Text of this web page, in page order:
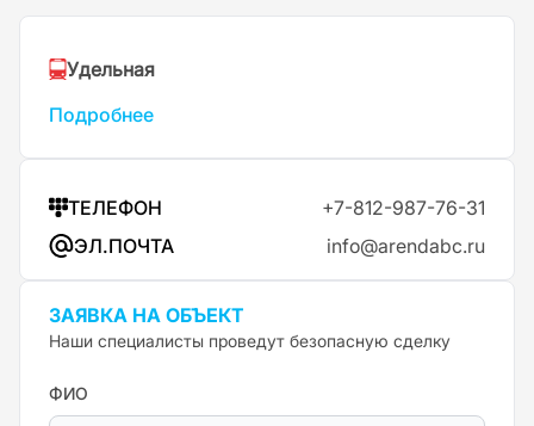
Удельная
Подробнее
ТЕЛЕФОН
+7-812-987-76-31
ЭЛ.ПОЧТА
info@arendabc.ru
ЗАЯВКА НА ОБЪЕКТ
Наши специалисты проведут безопасную сделку
ФИО